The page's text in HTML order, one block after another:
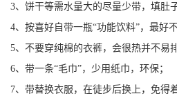
3、饼干等需水量大的尽量少带，填肚
4、按喜好自带一瓶“功能饮料”，最好
5、不要穿纯棉的衣裤，会很热并不易
6、带一条“毛巾”，少用纸巾，环保；
7、带替换衣服，在徒步后换上，免得